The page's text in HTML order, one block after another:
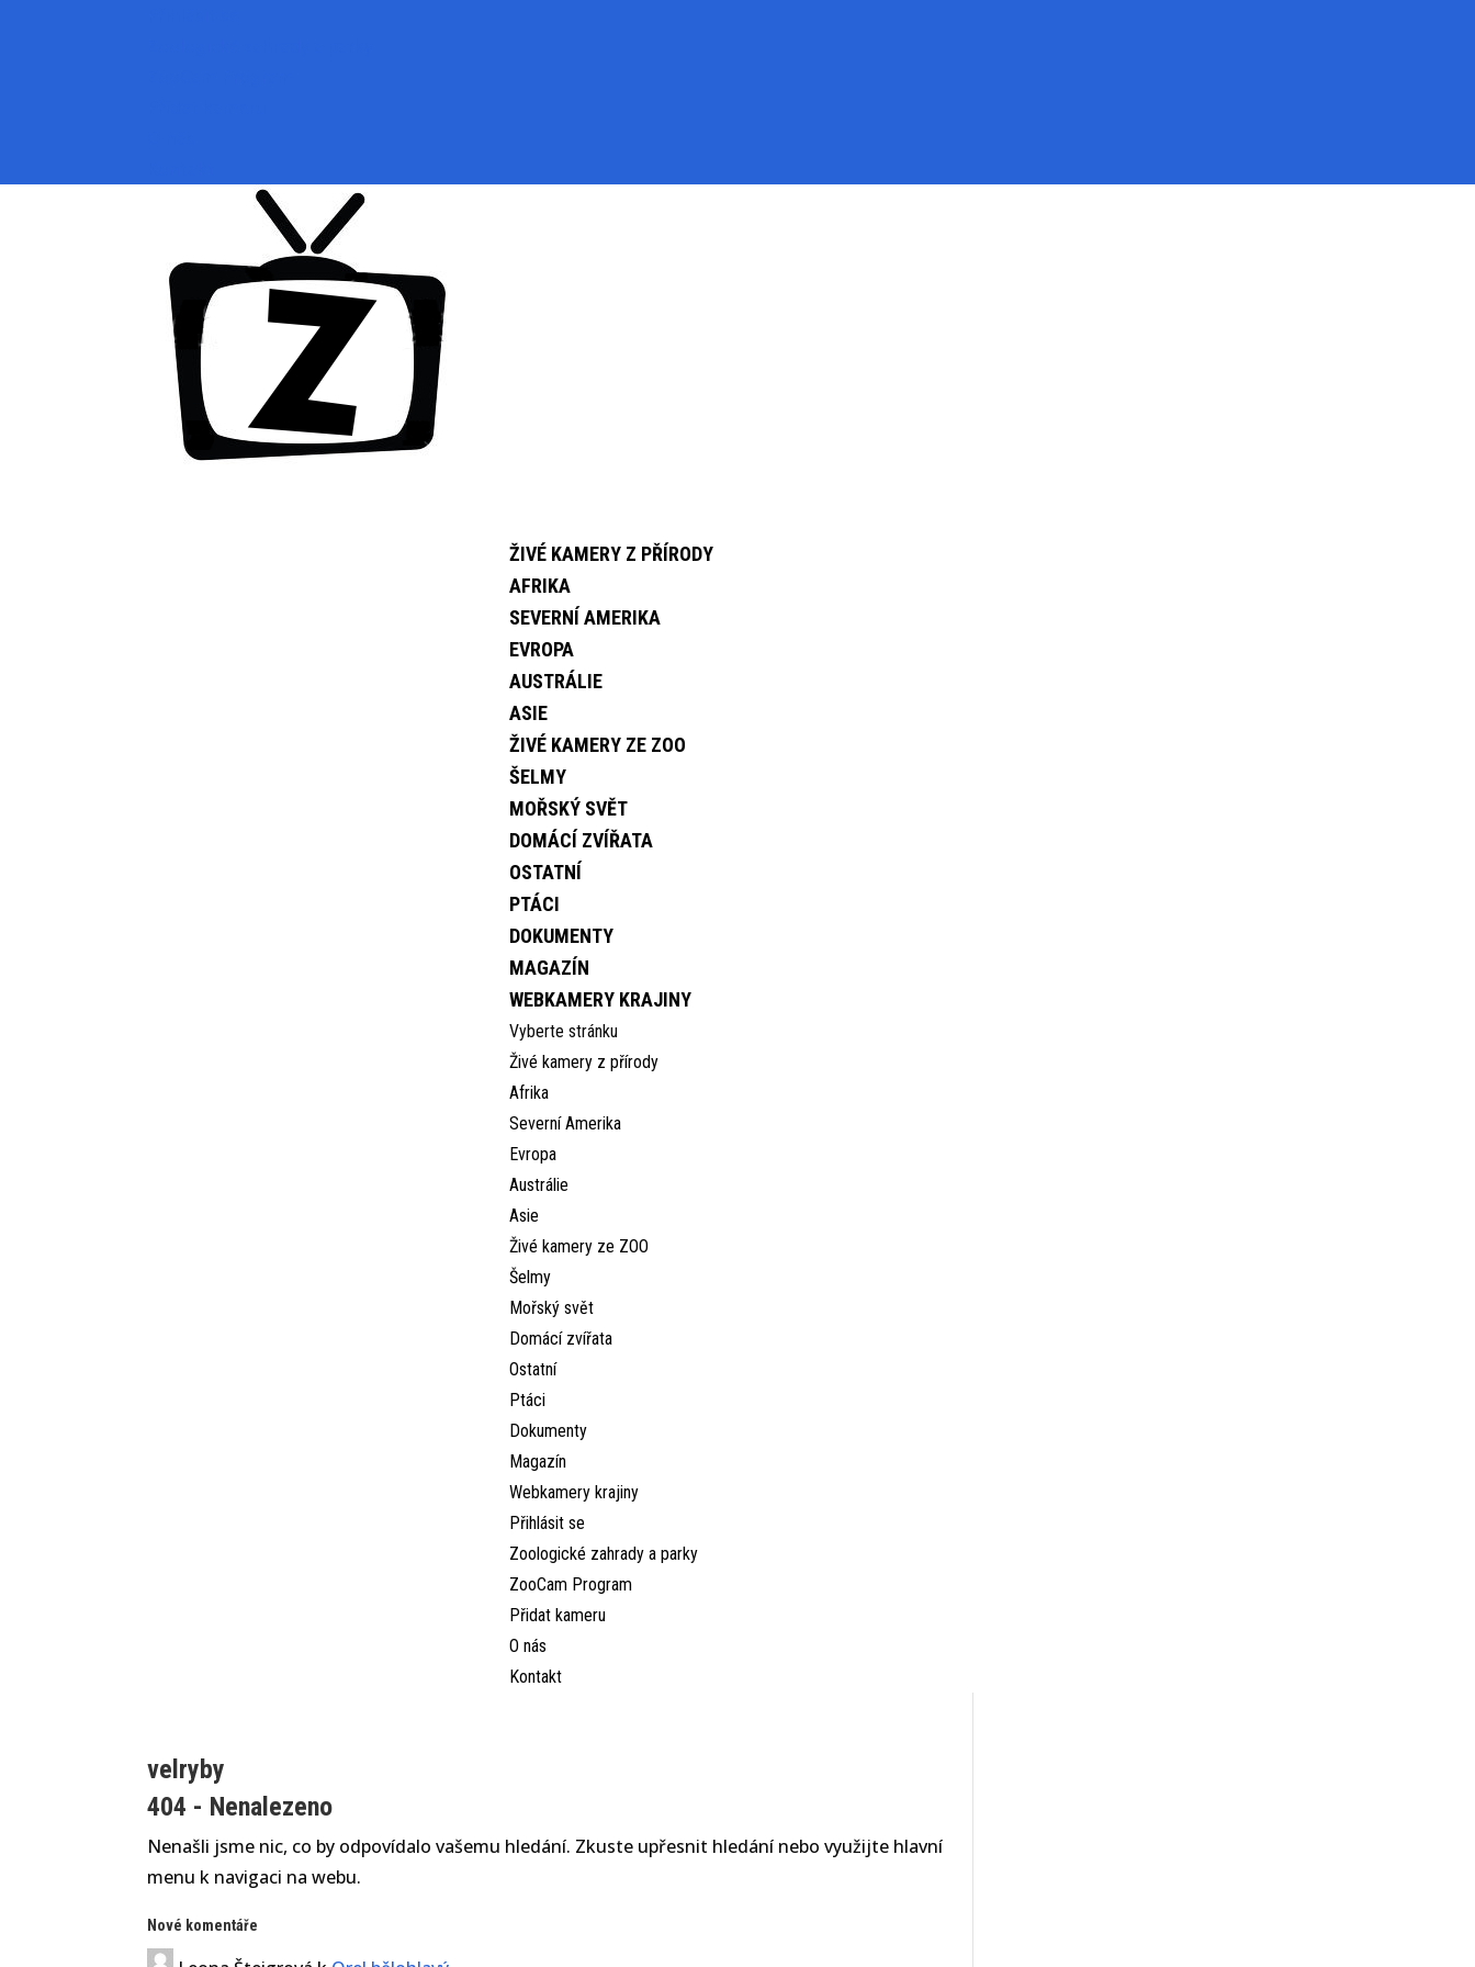
ŽIVÉ KAMERY Z PŘÍRODY
AFRIKA
SEVERNÍ AMERIKA
EVROPA
AUSTRÁLIE
ASIE
ŽIVÉ KAMERY ZE ZOO
ŠELMY
MOŘSKÝ SVĚT
DOMÁCÍ ZVÍŘATA
OSTATNÍ
PTÁCI
DOKUMENTY
MAGAZÍN
WEBKAMERY KRAJINY
Vyberte stránku
Živé kamery z přírody
Afrika
Severní Amerika
Evropa
Austrálie
Asie
Živé kamery ze ZOO
Šelmy
Mořský svět
Domácí zvířata
Ostatní
Ptáci
Dokumenty
Magazín
Webkamery krajiny
Přihlásit se
Zoologické zahrady a parky
ZooCam Program
Přidat kameru
O nás
Kontakt
velryby
404 - Nenalezeno
Nenašli jsme nic, co by odpovídalo vašemu hledání. Zkuste upřesnit hledání nebo využijte hlavní
menu k navigaci na webu.
Nové komentáře